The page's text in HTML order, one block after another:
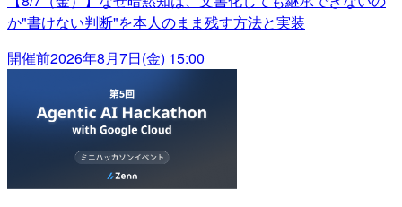
か"書けない判断"を本人のまま残す方法と実装
開催前2026年8月7日(金) 15:00